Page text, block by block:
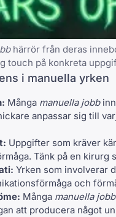
härrör från deras
touch på konkreta
i manuella yrken
Många manuella jobb
anpassar sig till
Uppgifter som kräver
Tänk på en
Yrken som involverar
och
Många manuella jobb
att producera något